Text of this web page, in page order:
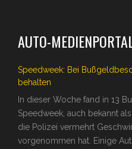
AUTO-
Speedweek: Bei
behalten
In dieser Woche fand in 13
Speedweek, auch bekannt
die Polizei vermehrt
vorgenommen hat. Einige